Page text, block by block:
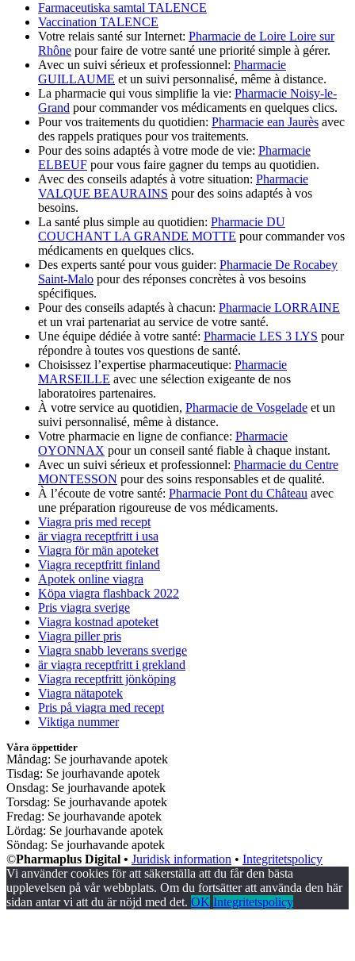
Farmaceutiska samtal TALENCE
Vaccination TALENCE
Votre relais santé sur Internet: Pharmacie de Loire Loire sur
Rhône pour faire de votre santé une priorité simple à gérer.
Avec un suivi sérieux et professionnel: Pharmacie
GUILLAUME et un suivi personnalisé, même à distance.
La pharmacie qui vous simplifie la vie: Pharmacie Noisy-le-
Grand pour commander vos médicaments en quelques clics.
Pour vos traitements du quotidien: Pharmacie ean Jaurès avec
des rappels pratiques pour vos traitements.
Pour des soins adaptés à votre mode de vie: Pharmacie
ELBEUF pour vous faire gagner du temps au quotidien.
Avec des conseils adaptés à votre situation: Pharmacie
VALQUE BEAURAINS pour des soins adaptés à vos
besoins.
La santé plus simple au quotidien: Pharmacie DU
COUCHANT LA GRANDE MOTTE pour commander vos
médicaments en quelques clics.
Des experts santé pour vous guider: Pharmacie De Rocabey
Saint-Malo pour des réponses concrètes à vos besoins
spécifiques.
Pour des conseils adaptés à chacun: Pharmacie LORRAINE
et un vrai partenariat au service de votre santé.
Une équipe dédiée à votre santé: Pharmacie LES 3 LYS pour
répondre à toutes vos questions de santé.
Choisissez l’expertise pharmaceutique: Pharmacie
MARSEILLE avec une sélection exigeante de nos
laboratoires partenaires.
À votre service au quotidien, Pharmacie de Vosgelade et un
suivi personnalisé, même à distance.
Votre pharmacie en ligne de confiance: Pharmacie
OYONNAX pour un conseil santé fiable à chaque instant.
Avec un suivi sérieux et professionnel: Pharmacie du Centre
MONTESSON pour des soins responsables et de qualité.
À l’écoute de votre santé: Pharmacie Pont du Château avec
une préparation rigoureuse de vos médicaments.
Viagra pris med recept
är viagra receptfritt i usa
Viagra för män apoteket
Viagra receptfritt finland
Apotek online viagra
Köpa viagra flashback 2022
Pris viagra sverige
Viagra kostnad apoteket
Viagra piller pris
Viagra snabb leverans sverige
är viagra receptfritt i grekland
Viagra receptfritt jönköping
Viagra nätapotek
Pris på viagra med recept
Viktiga nummer
Våra öppettider
Måndag: Se jourhavande apotek
Tisdag: Se jourhavande apotek
Onsdag: Se jourhavande apotek
Torsdag: Se jourhavande apotek
Fredag: Se jourhavande apotek
Lördag: Se jourhavande apotek
Söndag: Se jourhavande apotek
©Pharmaplus Digital • Juridisk information • Integritetspolicy
Vi använder cookies för att säkerställa att du får den bästa
upplevelsen på vår webbplats. Om du fortsätter att använda den här
sidan antar vi att du är nöjd med det. OK Integritetspolicy